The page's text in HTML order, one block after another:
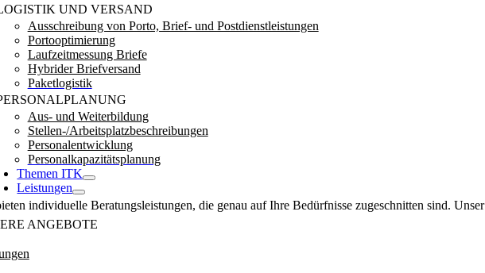
UND VERSAND
Ausschreibung von Porto, Brief- und Postdienstleistungen
Portooptimierung
Laufzeitmessung Briefe
Hybrider Briefversand
Paketlogistik
Aus- und Weiterbildung
Stellen-/Arbeitsplatzbeschreibungen
Personalentwicklung
Personalkapazitätsplanung
Themen ITK
Leistungen
individuelle Beratungsleistungen, die genau auf Ihre Bedürfnisse zugeschnitten sind.
ANGEBOTE